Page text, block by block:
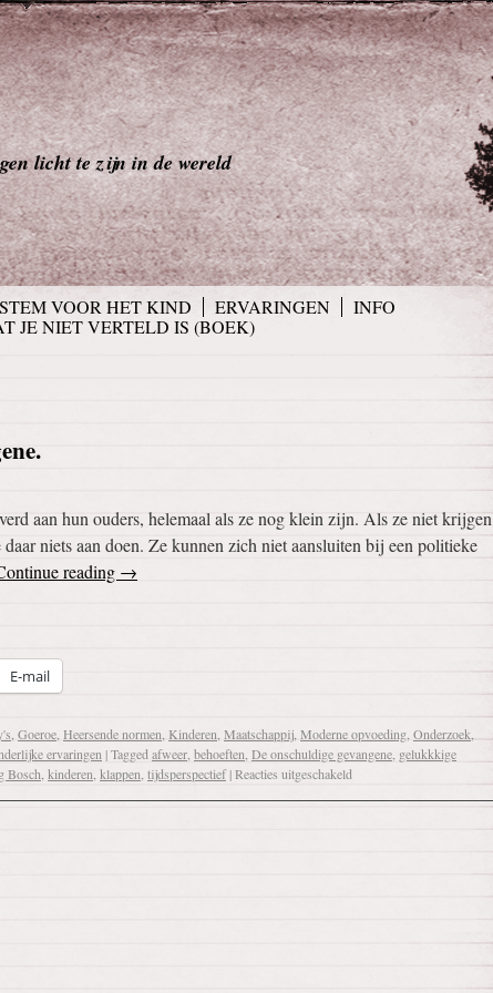
licht te zijn in de wereld
VOOR HET KIND ERVARINGEN
INFO
JE NIET VERTELD IS (BOEK)
aan hun ouders, helemaal als ze nog klein zijn. Als ze niet krijgen
niets aan doen. Ze kunnen zich niet aansluiten bij een politieke
reading →
E-mail
Goeroe Heersende normen Kinderen Maatschappij Moderne opvoeding Onderzoek
ervaringen |Tagged afweer behoeften De onschuldige gevangene gelukkkige
Bosch kinderen klappen tijdsperspectief |Reacties uitgeschakeld